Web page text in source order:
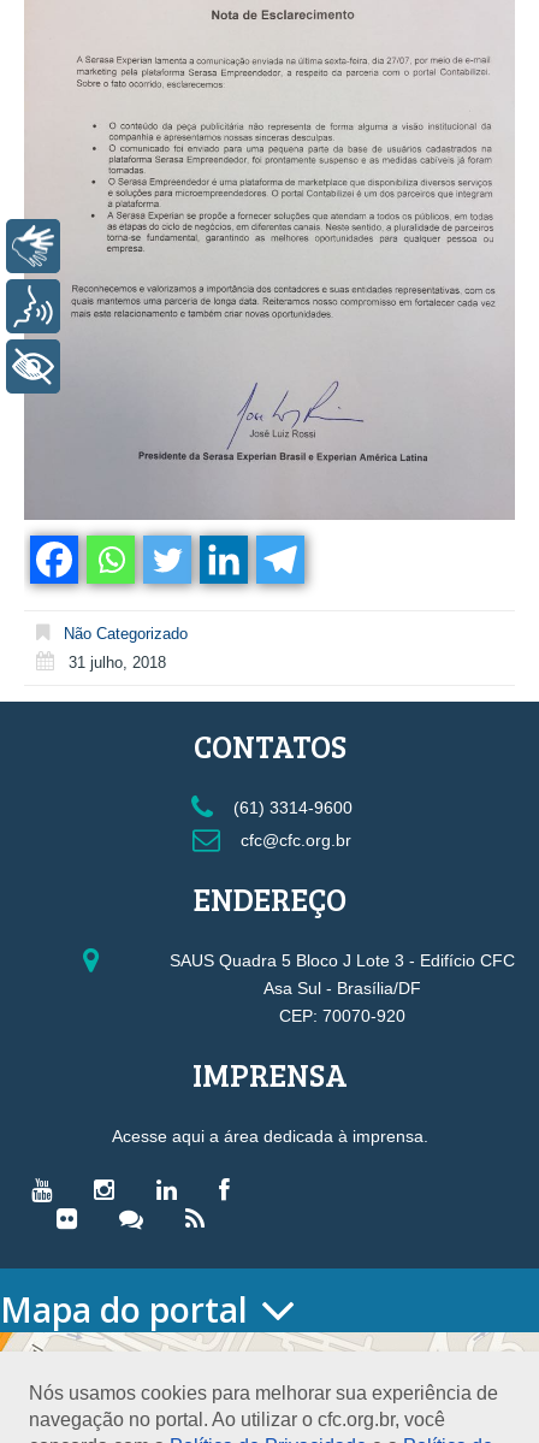
Não Categorizado
31 julho, 2018
Nós usamos cookies para melhorar sua experiência de
navegação no portal. Ao utilizar o cfc.org.br, você
CONTATOS
(61) 3314-9600
cfc@cfc.org.br
ENDEREÇO
SAUS Quadra 5 Bloco J Lote 3 - Edifício CFC
Asa Sul - Brasília/DF
CEP: 70070-920
IMPRENSA
Acesse aqui a área dedicada à imprensa.
Mapa do portal
HOME
Conselho Diretor
Nossa Sede
Libras
Voz